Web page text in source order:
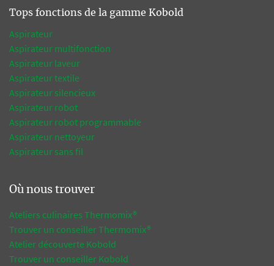
Tops fonctions de la gamme Kobold
Aspirateur
Aspirateur multifonction
Aspirateur laveur
Aspirateur textile
Aspirateur silencieux
Aspirateur robot
Aspirateur robot programmable
Aspirateur nettoyeur
Aspirateur sans fil
Où nous trouver
Ateliers culinaires Thermomix®
Trouver un conseiller Thermomix®
Atelier découverte Kobold
Trouver un conseiller Kobold